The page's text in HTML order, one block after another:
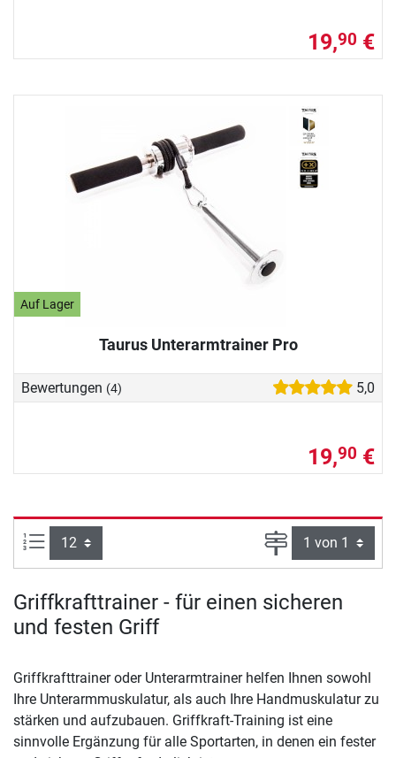
19,90 €
Auf Lager
Taurus Unterarmtrainer Pro
Bewertungen (4) 5,0
19,90 €
Artikel pro Seite: Seite
Griffkrafttrainer - für einen sicheren
und festen Griff
Griffkrafttrainer oder Unterarmtrainer helfen Ihnen sowohl
Ihre Unterarmmuskulatur, als auch Ihre Handmuskulatur zu
stärken und aufzubauen. Griffkraft-Training ist eine
sinnvolle Ergänzung für alle Sportarten, in denen ein fester